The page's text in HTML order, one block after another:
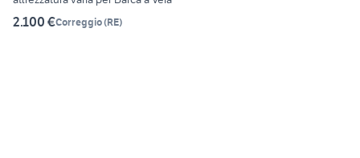
2.100 €Correggio(RE)